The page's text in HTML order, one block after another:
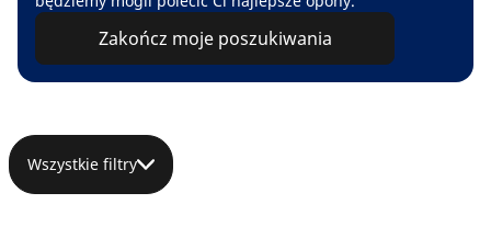
Zakończ moje poszukiwania
Wszystkie filtry